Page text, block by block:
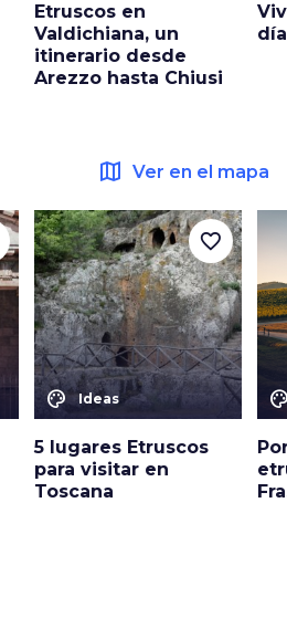
Etruscos en
Valdichiana, un
itinerario desde
Arezzo hasta Chiusi
map Ver en el mapa
color_lens Ideas
5 lugares Etruscos
para visitar en
Toscana
favorite_border